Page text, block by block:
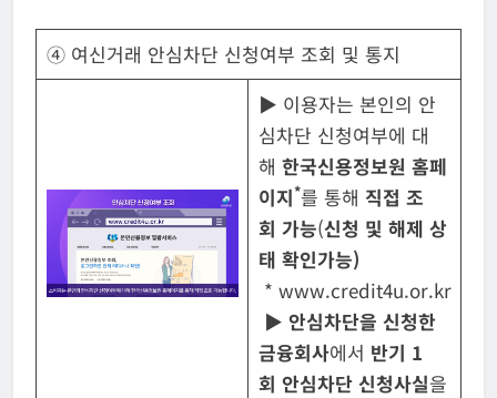
④ 여신거래 안심차단 신청여부 조회 및 통지
▶ 이용자는 본인의 안
심차단 신청여부에 대
해 한국신용정보원 홈페
이지*를 통해 직접 조
회 가능(신청 및 해제 상
태 확인가능)
* www.credit4u.or.kr
▶ 안심차단을 신청한
금융회사에서 반기 1
회 안심차단 신청사실을